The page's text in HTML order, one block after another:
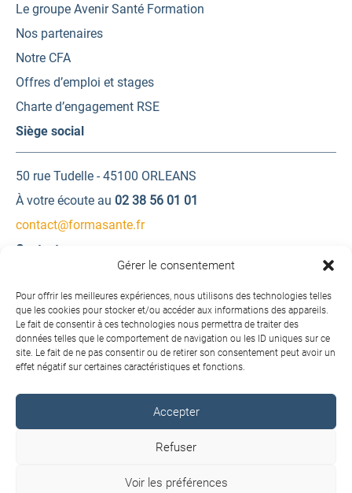
Gérer le consentement
Pour offrir les meilleures expériences, nous utilisons des technologies telles
que les cookies pour stocker et/ou accéder aux informations des appareils.
Le fait de consentir à ces technologies nous permettra de traiter des
données telles que le comportement de navigation ou les ID uniques sur ce
site. Le fait de ne pas consentir ou de retirer son consentement peut avoir un
effet négatif sur certaines caractéristiques et fonctions.
Accepter
Refuser
Voir les préférences
Le groupe Avenir Santé Formation
Nos partenaires
Notre CFA
Offres d’emploi et stages
Charte d’engagement RSE
Siège social
50 rue Tudelle - 45100 ORLEANS
À votre écoute au 02 38 56 01 01
contact@formasante.fr
Contactez-nous
Une question ? Une demande d’information ?
Contactez-nous
Copyright © 2026 FORMA SANTÉ. Tous droits réservés.
Charte de protection des données personnelles